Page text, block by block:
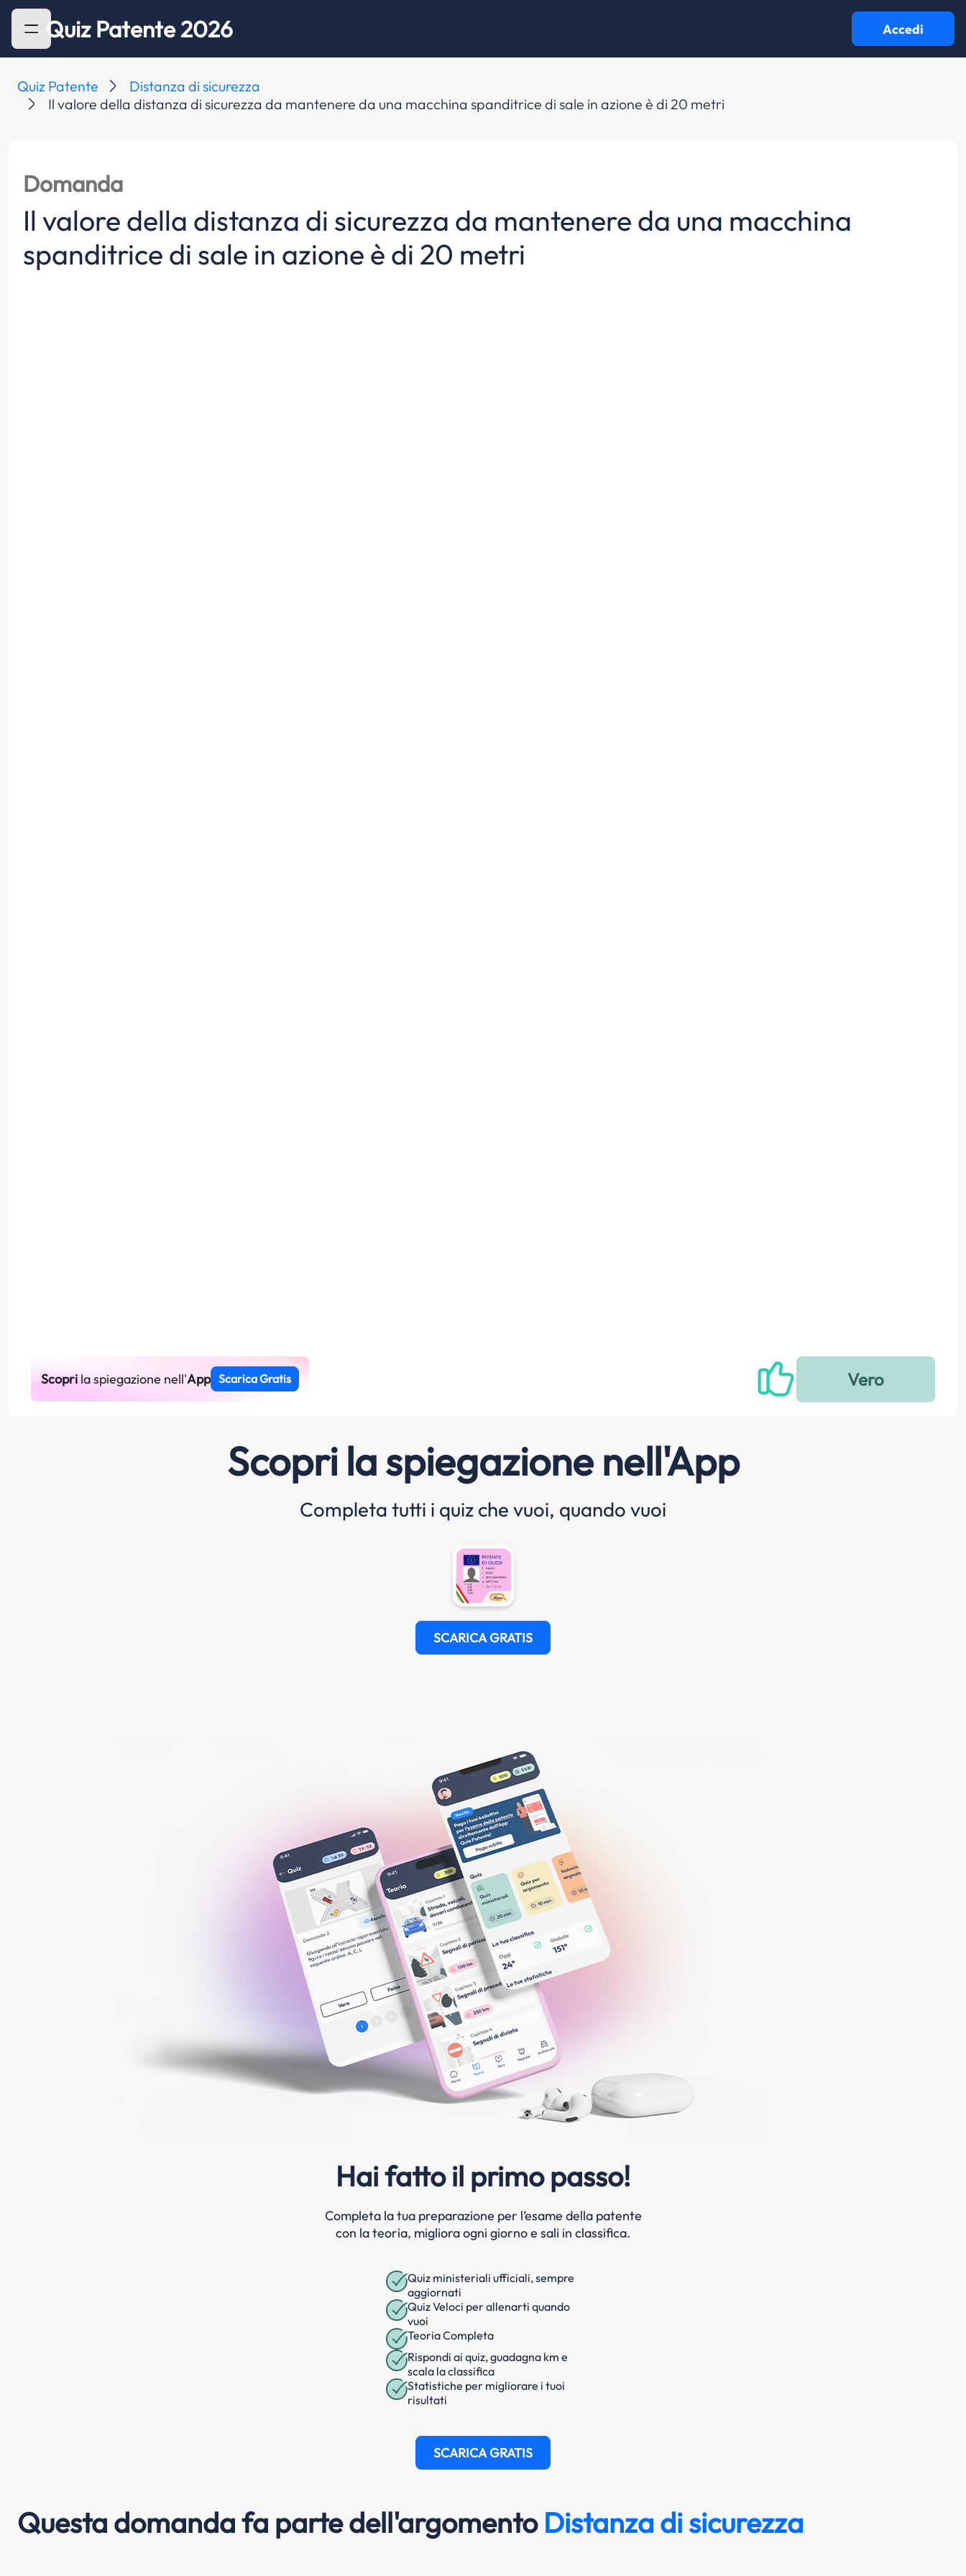
Quiz Patente 2026 Accedi
Quiz Patente
Distanza di sicurezza
Il valore della distanza di sicurezza da mantenere da una macchina spanditrice di sale in azione è di 20 metri
Domanda
Il valore della distanza di sicurezza da mantenere da una macchina
spanditrice di sale in azione è di 20 metri
Scoprila spiegazione nell'App Scarica Gratis
Scopri la spiegazione nell'App
Completa tutti i quiz che vuoi, quando vuoi
SCARICA GRATIS
Hai fatto il primo passo!
Completa la tua preparazione per l’esame della patente
con la teoria, migliora ogni giorno e sali in classifica.
Quiz ministeriali ufficiali, sempre
aggiornati
Quiz Veloci per allenarti quando
vuoi
Teoria Completa
Rispondi ai quiz, guadagna km e
scala la classifica
Statistiche per migliorare i tuoi
risultati
SCARICA GRATIS
Questa domanda fa parte dell'argomento Distanza di sicurezza